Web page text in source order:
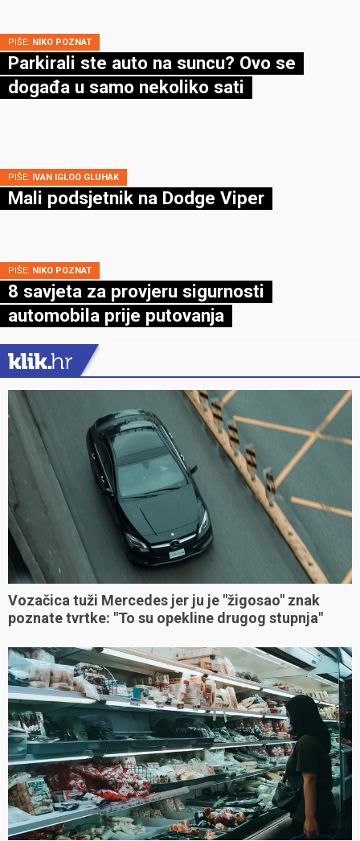
PIŠE: NIKO POZNAT
Parkirali ste auto na suncu? Ovo se
događa u samo nekoliko sati
PIŠE: IVAN IGLOO GLUHAK
Mali podsjetnik na Dodge Viper
PIŠE: NIKO POZNAT
8 savjeta za provjeru sigurnosti
automobila prije putovanja
Vozačica tuži Mercedes jer ju je "žigosao" znak
poznate tvrtke: "To su opekline drugog stupnja"